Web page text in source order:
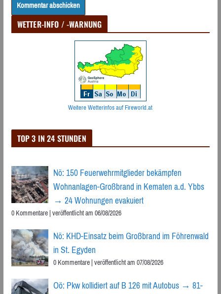
WETTER-INFO / -WARNUNG
Weitere Wetterinfos auf Fireworld.at
TOP 3 IN 24 STUNDEN
Nö: 150 Feuerwehrmitglieder bekämpfen
Wohnanlagen-Großbrand in Kematen a.d. Ybbs
→ 24 Wohnungen evakuiert
0 Kommentare|veröffentlicht am 06/08/2026
Nö: KHD-Einsatz beim Großbrand im Föhrenwald
in St. Egyden
0 Kommentare|veröffentlicht am 07/08/2026
Oö: Pkw kollidiert auf B 126 mit Autobus → 81-